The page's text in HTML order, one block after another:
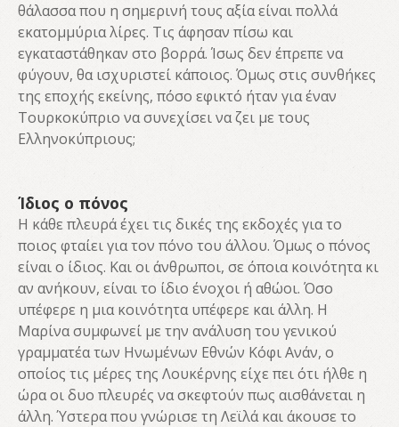
θάλασσα που η σημερινή τους αξία είναι πολλά
εκατομμύρια λίρες. Τις άφησαν πίσω και
εγκαταστάθηκαν στο βορρά. Ίσως δεν έπρεπε να
φύγουν, θα ισχυριστεί κάποιος. Όμως στις συνθήκες
της εποχής εκείνης, πόσο εφικτό ήταν για έναν
Τουρκοκύπριο να συνεχίσει να ζει με τους
Ελληνοκύπριους;
Ίδιος ο πόνος
Η κάθε πλευρά έχει τις δικές της εκδοχές για το
ποιος φταίει για τον πόνο του άλλου. Όμως ο πόνος
είναι ο ίδιος. Και οι άνθρωποι, σε όποια κοινότητα κι
αν ανήκουν, είναι το ίδιο ένοχοι ή αθώοι. Όσο
υπέφερε η μια κοινότητα υπέφερε και άλλη. Η
Μαρίνα συμφωνεί με την ανάλυση του γενικού
γραμματέα των Ηνωμένων Εθνών Κόφι Ανάν, ο
οποίος τις μέρες της Λουκέρνης είχε πει ότι ήλθε η
ώρα οι δυο πλευρές να σκεφτούν πως αισθάνεται η
άλλη. Ύστερα που γνώρισε τη Λεϊλά και άκουσε το